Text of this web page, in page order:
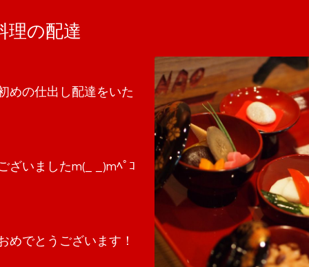
理の配達
めの仕出し配達をいた
ざいましたm(_ _)mﾍﾟｺ
めでとうございます！